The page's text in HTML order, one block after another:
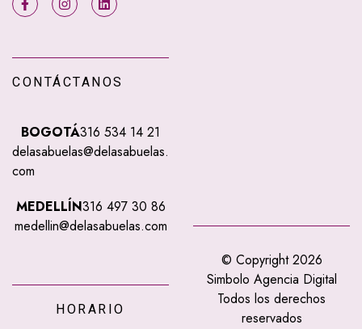
CONTÁCTANOS
BOGOTÁ316 534 14 21
delasabuelas@delasabuelas.
com
MEDELLÍN316 497 30 86
medellin@delasabuelas.com
HORARIO
© Copyright 2026
Simbolo Agencia Digital
Todos los derechos
reservados